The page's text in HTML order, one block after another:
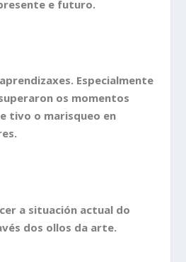
e futuro.
Especialmente
os momentos
tivo o marisqueo en
a situación actual do
dos ollos da arte.